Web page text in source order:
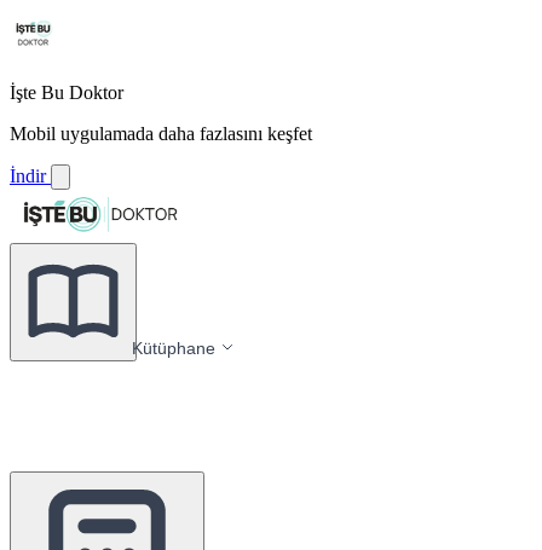
İşte Bu Doktor
Mobil uygulamada daha fazlasını keşfet
İndir
Kütüphane